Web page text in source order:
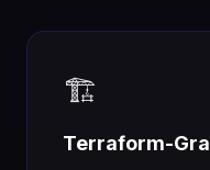
🏗️
Terraform-